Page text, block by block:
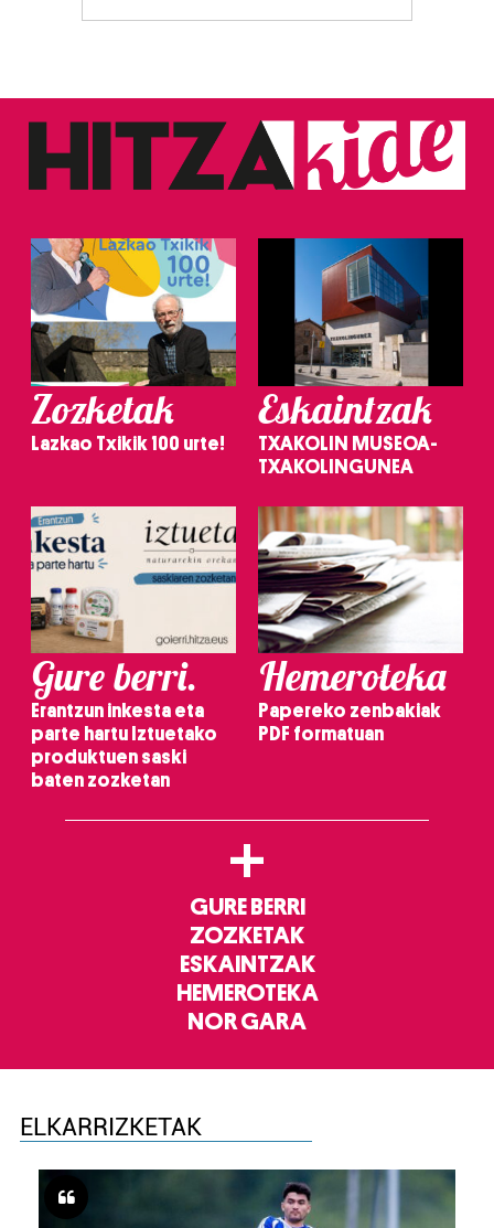
Zozketak
Lazkao Txikik 100 urte!
Eskaintzak
TXAKOLIN MUSEOA-
TXAKOLINGUNEA
Gure berri.
Erantzun inkesta eta
parte hartu Iztuetako
produktuen saski
baten zozketan
Hemeroteka
Papereko zenbakiak
PDF formatuan
+
GURE BERRI
ZOZKETAK
ESKAINTZAK
HEMEROTEKA
NOR GARA
ELKARRIZKETAK